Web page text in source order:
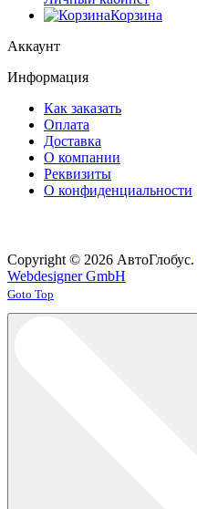
Корзина
Аккаунт
Информация
Как заказать
Оплата
Доставка
О компании
Реквизиты
О конфиденциальности
Copyright © 2026 АвтоГлобус.
Webdesigner GmbH
Joomla! 3 Templates
Goto Top